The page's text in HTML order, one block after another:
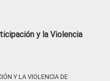
y la Violencia
Y LA VIOLENCIA DE